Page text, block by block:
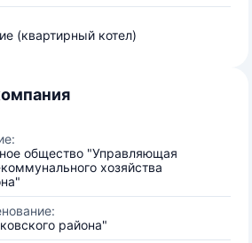
(квартирный котел)
общество "Управляющая
хозяйства
района"